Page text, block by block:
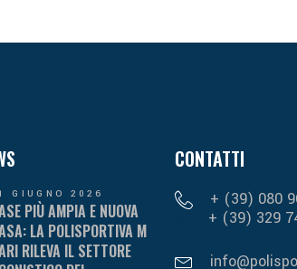
GIUGNO 2026
PIÙ AMPIA E NUOVA
LA POLISPORTIVA M
RILEVA IL SETTORE
CONTATTI
+ (39) 080
+ (39) 329